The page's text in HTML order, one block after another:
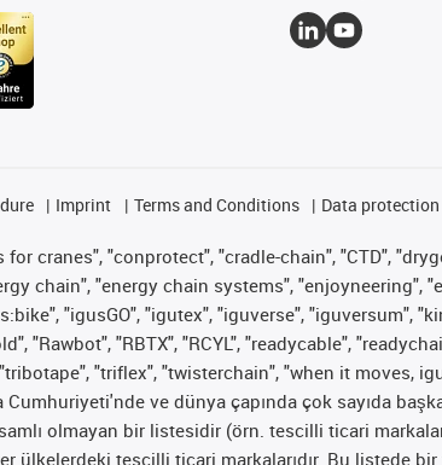
Imprint Terms and Conditions Data
cranes", "conprotect", "cradle-chain", "CTD",
chain", "energy chain systems", "enjoyneering",
"igusGO", "igutex", "iguverse", "iguversum",
"RBTX", "RCYL", "readycable",
"triflex", "twisterchain", "when it moves,
ve dünya çapında çok sayıda
olmayan bir listesidir (örn. tescilli ticari
ülkelerdeki tescilli ticari markalarıdır. Bu listede